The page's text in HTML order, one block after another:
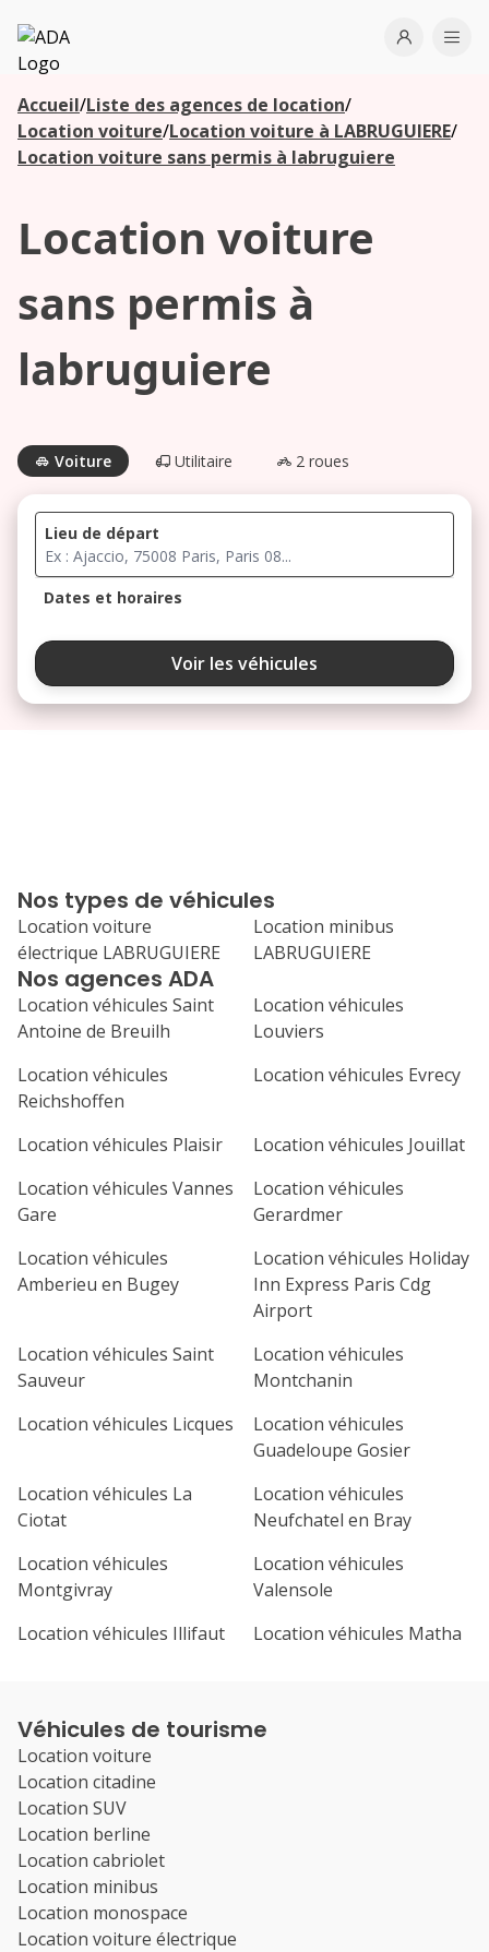
ADA
Open
Accueil/Liste des agences de location/
Location voiture/Location voiture à LABRUGUIERE/
Location voiture sans permis à labruguiere
Location voiture
sans permis à
labruguiere
Voiture Utilitaire 2 roues
Lieu de départ
Dates et horaires
août 2026
ma me
24 25 26
31
septembre 2026
lu ma me
3
7
23 24
28 30
Voir les véhicules
Nos agences ADA
Location véhicules Saint
Antoine de Breuilh
Location véhicules
Louviers
Location véhicules
Reichshoffen
Location véhicules Evrecy
Location véhicules Plaisir
Location véhicules Jouillat
Location véhicules Vannes
Gare
Location véhicules
Gerardmer
Location véhicules
Amberieu en Bugey
Location véhicules Holiday
Inn Express Paris Cdg
Airport
Location véhicules Saint
Sauveur
Location véhicules
Montchanin
Location véhicules Licques
Location véhicules
Guadeloupe Gosier
Location véhicules La
Ciotat
Location véhicules
Neufchatel en Bray
Location véhicules
Montgivray
Location véhicules
Valensole
Location véhicules Illifaut
Location véhicules Matha
Nos types de véhicules
Location voiture
électrique LABRUGUIERE
Location minibus
LABRUGUIERE
Les
agences à
proximité
Commencez
recherche
agences à
proximité
Véhicules de tourisme
Location voiture
Location citadine
Location SUV
Location berline
Location cabriolet
Location minibus
Location monospace
Location voiture électrique